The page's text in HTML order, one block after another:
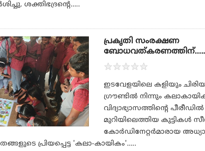
ശക്തിഭദ്രൻ്റെ…..
പ്രകൃതി സംരക്ഷണ
ബോധവത്കരണത്തിന്…..
★★★★★
ഇടവേളയിലെ കളിയും
ഗ്രൗണ്ടിൽ നിന്നും
വിദ്യാഭ്യാസത്തിന്റെ
മുറിയിലെത്തിയ കുട്ടികൾ
കോർഡിനേറ്റർമാരായ
പ്രിയപ്പെട്ട 'കലാ-കായികം'…..